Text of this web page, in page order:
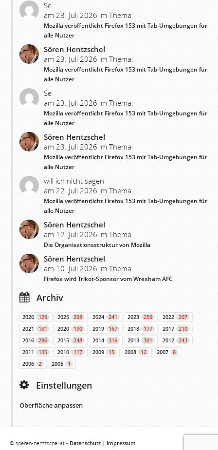
Se
am 23. Juli 2026 im Thema:
Mozilla veröffentlicht Firefox 153 mit Tab-Umgebungen für
alle Nutzer
Sören Hentzschel
am 23. Juli 2026 im Thema:
Mozilla veröffentlicht Firefox 153 mit Tab-Umgebungen für
alle Nutzer
Se
am 23. Juli 2026 im Thema:
Mozilla veröffentlicht Firefox 153 mit Tab-Umgebungen für
alle Nutzer
Sören Hentzschel
am 23. Juli 2026 im Thema:
Mozilla veröffentlicht Firefox 153 mit Tab-Umgebungen für
alle Nutzer
will ich nicht sagen
am 22. Juli 2026 im Thema:
Mozilla veröffentlicht Firefox 153 mit Tab-Umgebungen für
alle Nutzer
Sören Hentzschel
am 12. Juli 2026 im Thema:
Die Organisationsstruktur von Mozilla
Sören Hentzschel
am 10. Juli 2026 im Thema:
Firefox wird Trikot-Sponsor vom Wrexham AFC
Archiv
2026 129 2025 208 2024 241 2023 259 2022
207
2021
181 2020 190 2019 167 2018 177 2017
210
2016
286 2015 248 2014 316 2013 301 2012
243
2011
135 2010 117 2009 15 2008 12 2007
8
2006
2 2005 1
Einstellungen
Oberfläche anpassen
© soeren-hentzschel.at - Datenschutz | Impressum